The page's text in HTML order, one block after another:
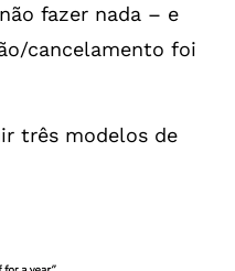
fazer nada – e
cancelamento foi
três modelos de